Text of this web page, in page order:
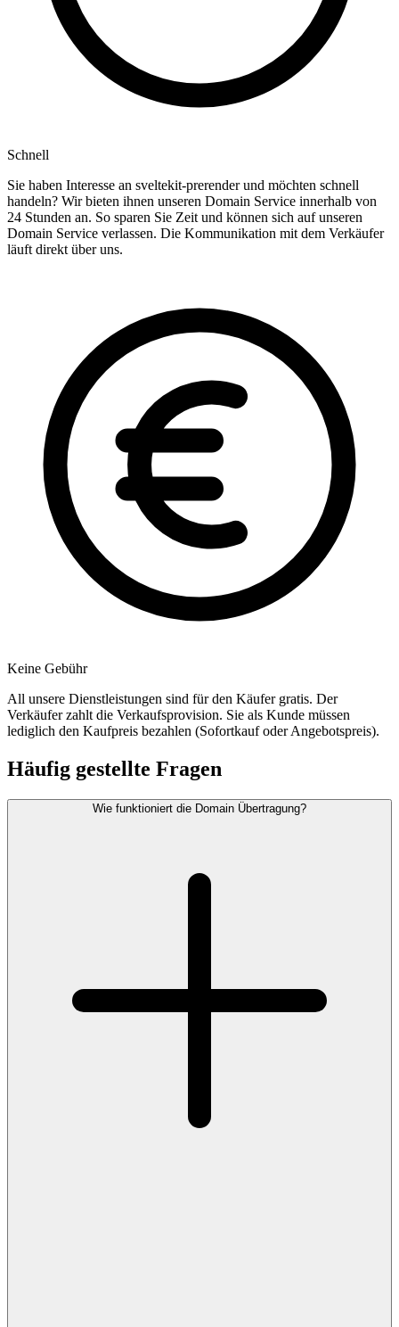
Schnell
Sie haben Interesse an sveltekit-prerender und möchten schnell
handeln? Wir bieten ihnen unseren Domain Service innerhalb von
24 Stunden an. So sparen Sie Zeit und können sich auf unseren
Domain Service verlassen. Die Kommunikation mit dem Verkäufer
läuft direkt über uns.
Keine Gebühr
All unsere Dienstleistungen sind für den Käufer gratis. Der
Verkäufer zahlt die Verkaufsprovision. Sie als Kunde müssen
lediglich den Kaufpreis bezahlen (Sofortkauf oder Angebotspreis).
Häufig gestellte Fragen
Wie funktioniert die Domain Übertragung?